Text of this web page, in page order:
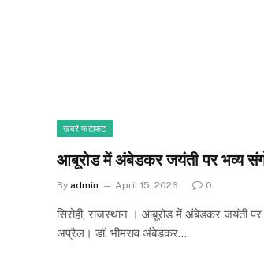
खबरें फटाफट
आबूरोड में अंबेडकर जयंती पर भव्य
By admin April 15, 2026 0
सिरोही, राजस्थान । आबूरोड में अंबेडकर जयंती
अप्रैल। डॉ. भीमराव अंबेडकर…